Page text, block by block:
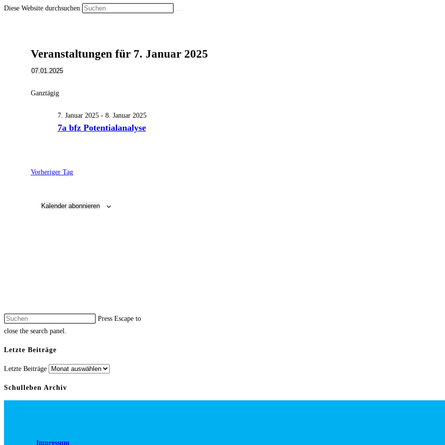
Diese Website durchsuchen
Veranstaltungen für 7. Januar 2025
07.01.2025
wählen.
Ganztägig
7a bfz Potentialanalyse
7. Januar 2025- 8. Januar 2025
Vorheriger Tag
Kalender abonnieren
Press Escape to
close the search panel.
Letzte Beiträge
Letzte Beiträge
Schulleben Archiv
Impressum